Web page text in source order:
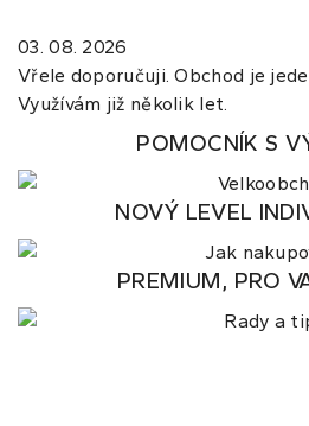
03. 08. 2026
Vřele doporučuji. Obchod je
Využívám již několik let.
POMOCNÍK S
NOVÝ LEVEL
PREMIUM, PRO